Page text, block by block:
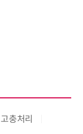
고충처리